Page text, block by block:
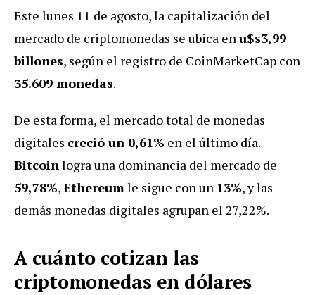
Este lunes 11 de agosto, la capitalización del
mercado de criptomonedas se ubica enu$s3,99
billones, según el registro de CoinMarketCap con
35.609 monedas.
De esta forma, el mercado total de monedas
digitales creció un 0,61% en el último día.
Bitcoinlogra una dominancia del mercado de
59,78%,Ethereumle sigue con un 13%, y las
demás monedas digitales agrupan el 27,22%.
A cuánto cotizan las
criptomonedas en dólares